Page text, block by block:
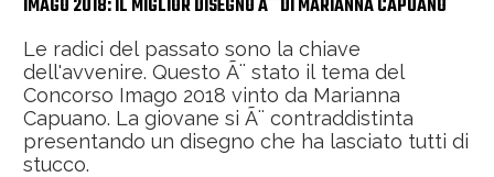
IMAGO 2018: IL MIGLIOR DISEGNO Ã¨ DI MARIANNA CAPUANO
Le radici del passato sono la chiave
dell'avvenire. Questo Ã¨ stato il tema del
Concorso Imago 2018 vinto da Marianna
Capuano. La giovane si Ã¨ contraddistinta
presentando un disegno che ha lasciato tutti di
stucco.